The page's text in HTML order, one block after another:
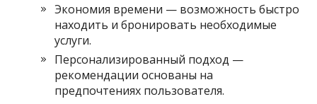
Экономия времени — возможность быстро
находить и бронировать необходимые
услуги.
Персонализированный подход —
рекомендации основаны на
предпочтениях пользователя.